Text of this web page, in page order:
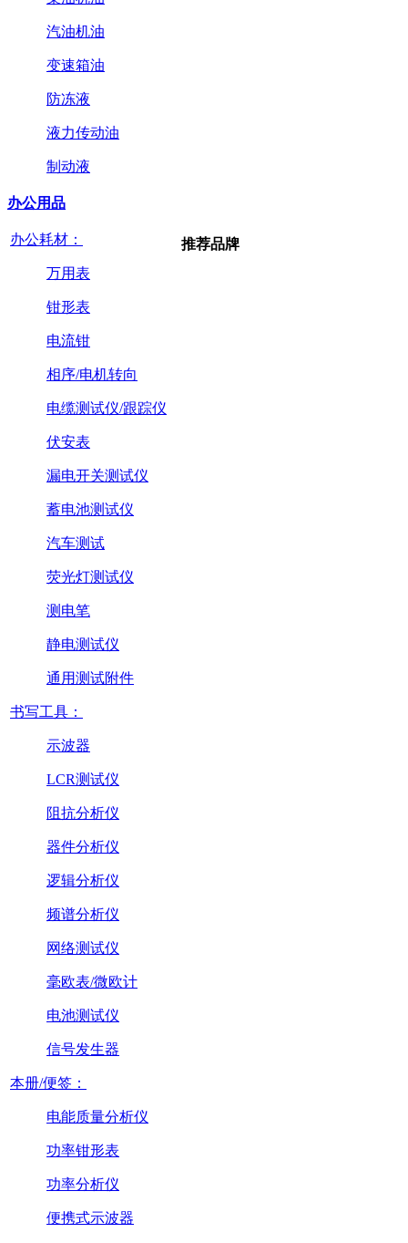
汽油机油
变速箱油
防冻液
液力传动油
制动液
办公用品
办公耗材：
万用表
钳形表
电流钳
相序/电机转向
电缆测试仪/跟踪仪
伏安表
漏电开关测试仪
蓄电池测试仪
汽车测试
荧光灯测试仪
测电笔
静电测试仪
通用测试附件
书写工具：
示波器
LCR测试仪
阻抗分析仪
器件分析仪
逻辑分析仪
频谱分析仪
网络测试仪
毫欧表/微欧计
电池测试仪
信号发生器
本册/便签：
电能质量分析仪
功率钳形表
功率分析仪
便携式示波器
推荐品牌